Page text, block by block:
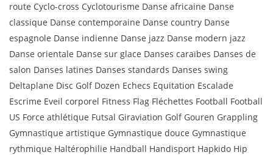
route Cyclo-cross Cyclotourisme Danse africaine Danse
classique Danse contemporaine Danse country Danse
espagnole Danse indienne Danse jazz Danse modern jazz
Danse orientale Danse sur glace Danses caraïbes Danses de
salon Danses latines Danses standards Danses swing
Deltaplane Disc Golf Dozen Echecs Equitation Escalade
Escrime Eveil corporel Fitness Flag Fléchettes Football Football
US Force athlétique Futsal Giraviation Golf Gouren Grappling
Gymnastique artistique Gymnastique douce Gymnastique
rythmique Haltérophilie Handball Handisport Hapkido Hip